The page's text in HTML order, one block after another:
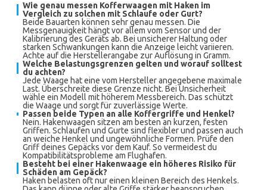
Wie genau messen Kofferwaagen mit Haken im
Vergleich zu solchen mit Schlaufe oder Gurt?
Beide Bauarten können sehr genau messen. Die
Messgenauigkeit hängt vor allem vom Sensor und der
Kalibrierung des Geräts ab. Bei unsicherer Haltung oder
starken Schwankungen kann die Anzeige leicht variieren.
Achte auf die Herstellerangabe zur Auflösung in Gramm.
Welche Belastungsgrenzen gelten und worauf solltest
du achten?
Jede Waage hat eine vom Hersteller angegebene maximale
Last. Überschreite diese Grenze nicht. Bei Unsicherheit
wähle ein Modell mit höherem Messbereich. Das schützt
die Waage und sorgt für zuverlässige Werte.
Passen beide Typen an alle Koffergriffe und Henkel?
Nein. Hakenwaagen sitzen am besten an kurzen, festen
Griffen. Schlaufen und Gurte sind flexibler und passen auch
an weiche Henkel und ungewöhnliche Formen. Prüfe den
Griff deines Gepäcks vor dem Kauf. So vermeidest du
Kompatibilitätsprobleme am Flughafen.
Besteht bei einer Hakenwaage ein höheres Risiko für
Schäden am Gepäck?
Haken belasten oft nur einen kleinen Bereich des Henkels.